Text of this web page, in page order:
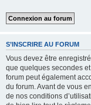
S’INSCRIRE AU FORUM
Vous devez être
que quelques secondes
forum peut également
du forum. Avant de vous
de nos conditions